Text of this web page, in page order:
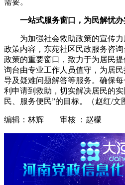
需要。
一站式服务窗口，为民解忧
为加强社会救助政策的宣传
政策内容，东苑社区民政服务咨
政策的重要窗口，致力于为居民
询台由专业工作人员值守，为居
导及疑难问题解答等服务。确保
利申请到救助，切实解决居民的
民、服务便民”的目标。（赵红/文
编辑：林辉 审核 ：赵檬